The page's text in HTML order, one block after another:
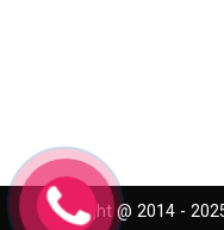
Copyright @ 2014 -